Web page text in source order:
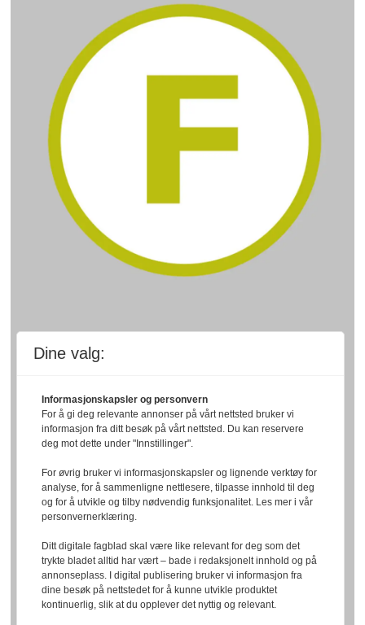
Dine valg:
Informasjonskapsler og personvern
For å gi deg relevante annonser på vårt nettsted bruker vi
informasjon fra ditt besøk på vårt nettsted. Du kan reservere
deg mot dette under "Innstillinger".
For øvrig bruker vi informasjonskapsler og lignende verktøy for
analyse, for å sammenligne nettlesere, tilpasse innhold til deg
og for å utvikle og tilby nødvendig funksjonalitet. Les mer i vår
personvernerklæring.
Ditt digitale fagblad skal være like relevant for deg som det
trykte bladet alltid har vært – bade i redaksjonelt innhold og på
annonseplass. I digital publisering bruker vi informasjon fra
dine besøk på nettstedet for å kunne utvikle produktet
kontinuerlig, slik at du opplever det nyttig og relevant.